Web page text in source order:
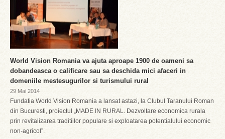
World Vision Romania va ajuta aproape 1900 de oameni sa
dobandeasca o calificare sau sa deschida mici afaceri in
domeniile mestesugurilor si turismului rural
29 Mai 2014
Fundatia World Vision Romania a lansat astazi, la Clubul Taranului Roman
din Bucuresti, proiectul „MADE IN RURAL. Dezvoltare economica rurala
prin revitalizarea traditiilor populare si exploatarea potentialului economic
non-agricol”.